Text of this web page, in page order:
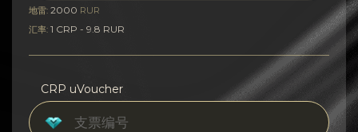
地雷: 2000 RUR
汇率: 1 CRP - 9.8 RUR
CRP uVoucher